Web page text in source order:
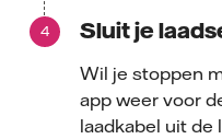
Sluit je
Wil je stoppen
app weer voor
laadkabel uit de